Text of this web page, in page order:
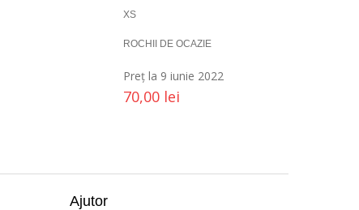
XS
ROCHII DE OCAZIE
Preț la 9 iunie 2022
70,00 lei
Ajutor